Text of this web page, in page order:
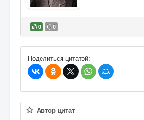
0 0
В избранное
Поделиться цитатой:
Автор цитат